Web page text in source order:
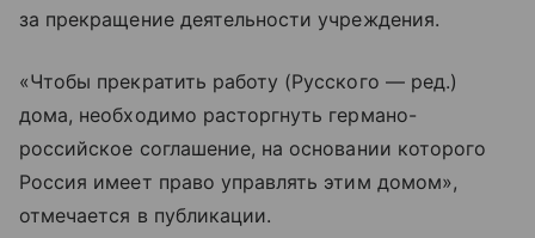
за прекращение деятельности учреждения.
«Чтобы прекратить работу (Русского — ред.)
дома, необходимо расторгнуть германо-
российское соглашение, на основании которого
Россия имеет право управлять этим домом»,
отмечается в публикации.